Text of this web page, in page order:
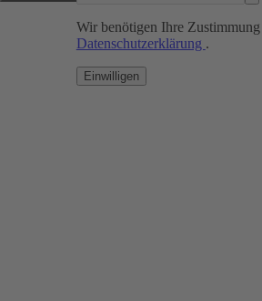
Wir benötigen Ihre
Datenschutzerklärung .
Einwilligen